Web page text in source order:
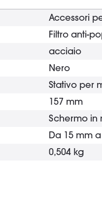
Accessori
Filtro anti-
acciaio
Nero
Stativo per
157 mm
Schermo in
Da 15 mm
0,504 kg